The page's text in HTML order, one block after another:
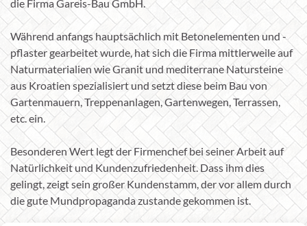
die Firma Gareis-Bau GmbH.
Während anfangs hauptsächlich mit Betonelementen und -
pflaster gearbeitet wurde, hat sich die Firma mittlerweile auf
Naturmaterialien wie Granit und mediterrane Natursteine
aus Kroatien spezialisiert und setzt diese beim Bau von
Gartenmauern, Treppenanlagen, Gartenwegen, Terrassen,
etc. ein.
Besonderen Wert legt der Firmenchef bei seiner Arbeit auf
Natürlichkeit und Kundenzufriedenheit. Dass ihm dies
gelingt, zeigt sein großer Kundenstamm, der vor allem durch
die gute Mundpropaganda zustande gekommen ist.